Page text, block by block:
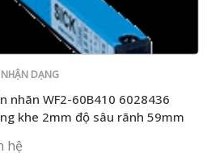
DẠNG
6028436
khe 2mm độ sâu rãnh 59mm
hệ